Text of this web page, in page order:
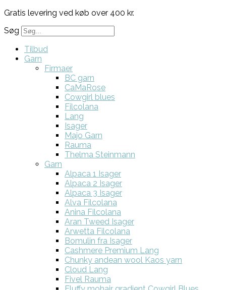
Gratis levering ved køb over 400 kr.
Søg
Tilbud
Garn
Firmaer
BC garn
CaMaRose
Cowgirl blues
Filcolana
Lang
Isager
Majo Garn
Rauma
Thelma Steinmann
Garn
Alpaca 1 Isager
Alpaca 2 Isager
Alpaca 3 Isager
Alva Filcolana
Anina Filcolana
Aran Tweed Isager
Arwetta Filcolana
Bomulin fra Isager
Cashmere Premium Lang
Chunky andean wool Kaos yarn
Cloud Lang
Fivel Rauma